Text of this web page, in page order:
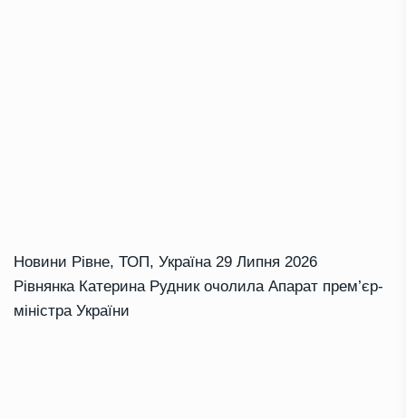
Новини Рівне, ТОП, Україна 29 Липня 2026
Рівнянка Катерина Рудник очолила Апарат прем’єр-
міністра України